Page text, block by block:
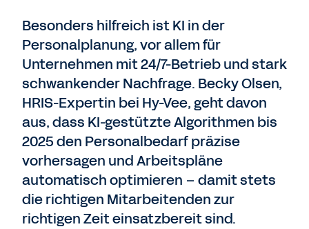
Besonders hilfreich ist KI in der
Personalplanung, vor allem für
Unternehmen mit 24/7-Betrieb und stark
schwankender Nachfrage. Becky Olsen,
HRIS-Expertin bei Hy-Vee, geht davon
aus, dass KI-gestützte Algorithmen bis
2025 den Personalbedarf präzise
vorhersagen und Arbeitspläne
automatisch optimieren – damit stets
die richtigen Mitarbeitenden zur
richtigen Zeit einsatzbereit sind.